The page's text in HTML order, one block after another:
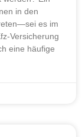
in den
es im
Versicherung
eine häufige